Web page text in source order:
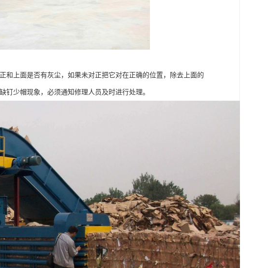
和上面是否有灰尘，如果未对正把它对在正确的位置，除去上面的
少帽现象，必须通知修理人员及时进行处理。